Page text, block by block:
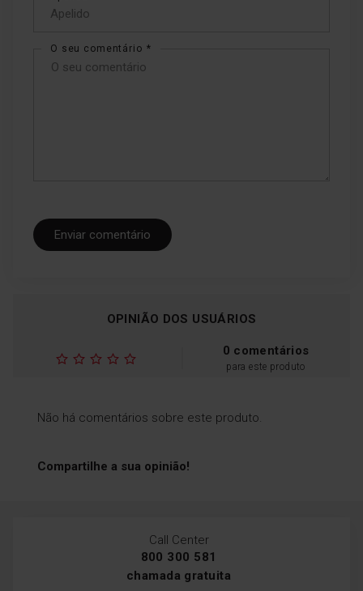
O novo design garante uma distribuição
cozinhado uniformemente. Graças à sua
cozer até 100 muffins ao mesmo tempo.
Pode também secar facilmente cogumelos
Os tabuleiros são facilmente
removíveis para que possa
O seu comentário
Enviar comentário
OPINIÃO DOS USUÁRIOS
0 comentários
para este produto
Não há comentários sobre este produto.
Compartilhe a sua opinião!
Call Center
800 300 581
chamada gratuita